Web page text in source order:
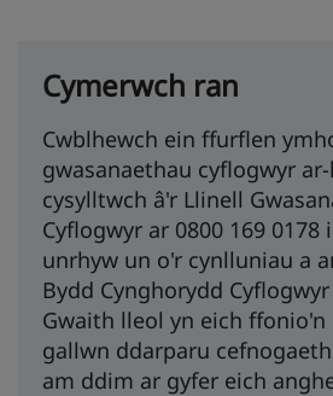
Cymerwch ran
Cwblhewch ein ffurflen
gwasanaethau cyflogwyr
cysylltwch â'r Llinell
Cyflogwyr ar 0800 169
unrhyw un o'r cynlluniau a
Bydd Cynghorydd
Gwaith lleol yn eich
gallwn ddarparu
am ddim ar gyfer eich